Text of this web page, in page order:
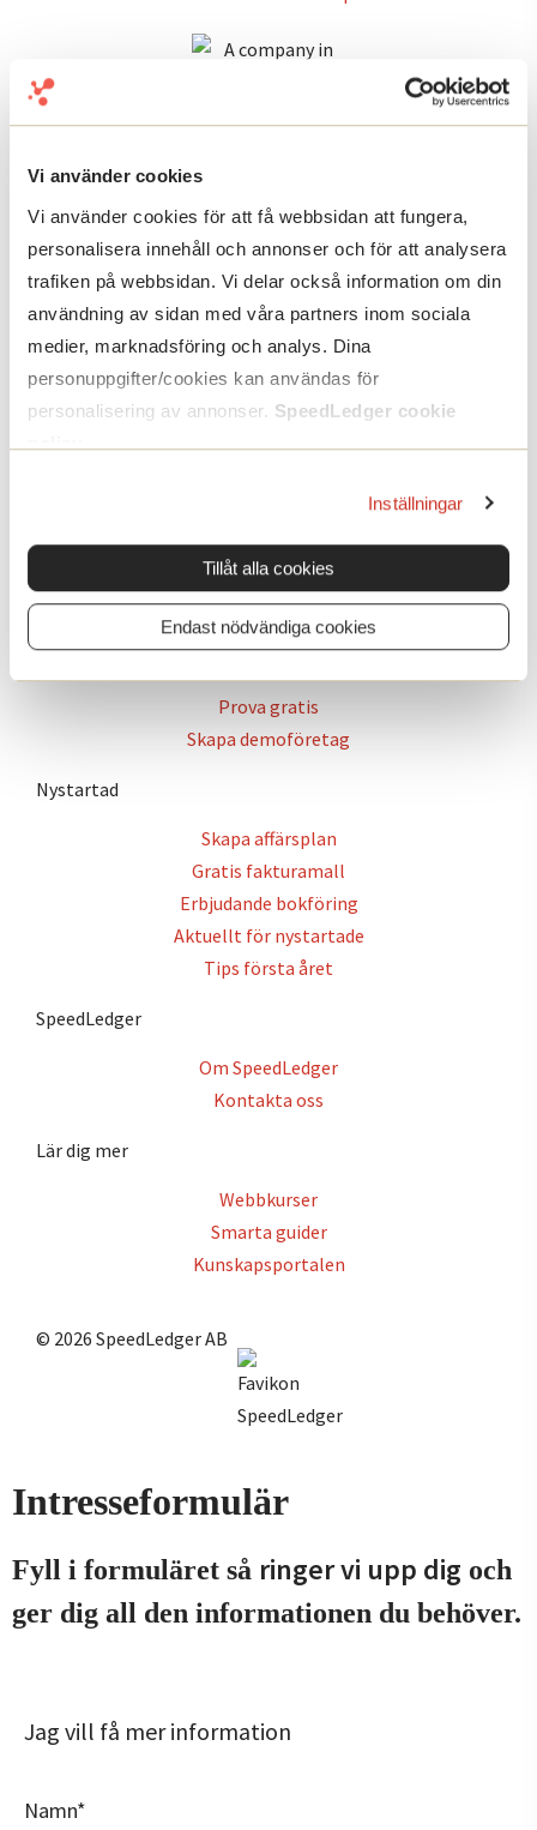
Vi använder cookies
Vi använder cookies för att få webbsidan att fungera,
personalisera innehåll och annonser och för att analysera
trafiken på webbsidan. Vi delar också information om din
användning av sidan med våra partners inom sociala
medier, marknadsföring och analys. Dina
personuppgifter/cookies kan användas för
personalisering av annonser. SpeedLedger cookie
Inställningar
Tillåt alla cookies
Endast nödvändiga cookies
Produkter
Bokföringsprogram
Faktureringsprogram
Prislista
Befintlig kund
Kontakta oss
Avsluta tjänst
Cookie policy
Utforska produkten
Personlig onlinevisning
Webbintroduktion
Prova gratis
Skapa demoföretag
Nystartad
Skapa affärsplan
Gratis fakturamall
Erbjudande bokföring
Aktuellt för nystartade
Tips första året
SpeedLedger
Om SpeedLedger
Kontakta oss
Lär dig mer
Webbkurser
Smarta guider
Kunskapsportalen
© 2026 SpeedLedger AB
Intresseformulär
Fyll i formuläret så ringer vi upp dig och
ger dig all den informationen du behöver.
Jag vill få mer information
Namn*